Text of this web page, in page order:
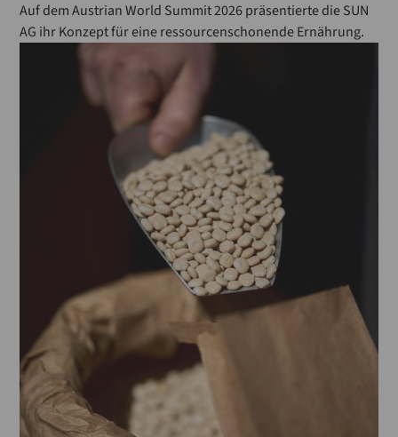
Auf dem Austrian World Summit 2026 präsentierte die SUN
AG ihr Konzept für eine ressourcenschonende Ernährung.